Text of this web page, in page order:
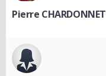
Pierre CHARDONNET